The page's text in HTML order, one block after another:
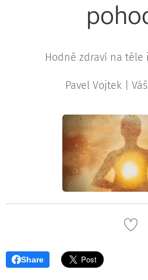
Hodně zdraví na těle
Pavel Vojtek |
Share